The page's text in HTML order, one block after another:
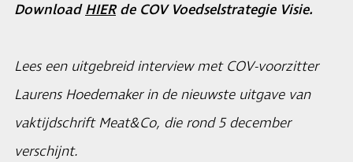
DownloadHIERde COV Voedselstrategie Visie.
Lees een uitgebreid interview met COV-voorzitter
Laurens Hoedemaker in de nieuwste uitgave van
vaktijdschrift Meat&Co, die rond 5 december
verschijnt.